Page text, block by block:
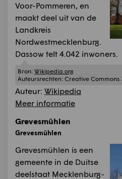
Voor-Pommeren, en
maakt deel uit van de
Landkreis
Nordwestmecklenburg.
Dassow telt 4.042 inwoners.
Bron: Wikipedia.org
Auteursrechten: Creative Commons
Auteur: Wikipedia
Meer informatie
Grevesmühlen
Grevesmühlen
Grevesmühlen is een
gemeente in de Duitse
deelstaat Mecklenburg-